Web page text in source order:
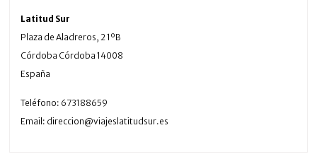
Latitud Sur
Plaza de Aladreros, 2 1ºB
Córdoba Córdoba14008
España
Teléfono: 673188659
Email: direccion@viajeslatitudsur.es